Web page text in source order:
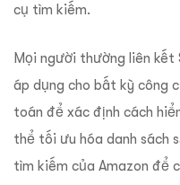
cụ tìm kiếm.
Mọi người thường liên kết
áp dụng cho bất kỳ công
toán để xác định cách
thể tối ưu hóa danh sách
tìm kiếm của Amazon để